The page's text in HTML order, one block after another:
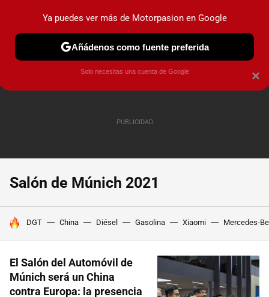
PRUEBAS COCHES ELÉCTRICOS OBSERVATORIO
Salón de Múnich 2021
HOY SE HABLA DE
DGT China Diésel Gasolina Xiaomi Mercedes-
El Salón del Automóvil de
Múnich será un China
contra Europa: la presencia
×
Ya puedes ver más de Motorpasion en Google
Añádenos como fuente preferida
Solo necesitas una cuenta de Google